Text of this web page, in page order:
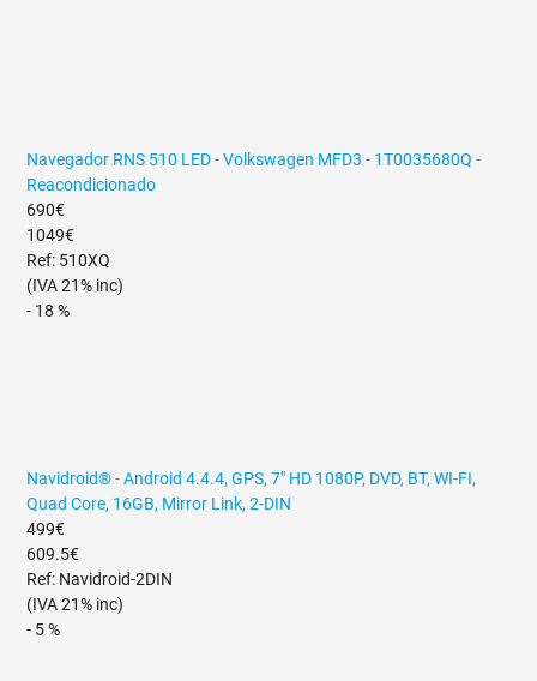
Navegador RNS 510 LED - Volkswagen MFD3 - 1T0035680Q -
Reacondicionado
690€
1049€
Ref: 510XQ
(IVA 21% inc)
- 18 %
Navidroid® - Android 4.4.4, GPS, 7" HD 1080P, DVD, BT, WI-FI,
Quad Core, 16GB, Mirror Link, 2-DIN
499€
609.5€
Ref: Navidroid-2DIN
(IVA 21% inc)
- 5 %